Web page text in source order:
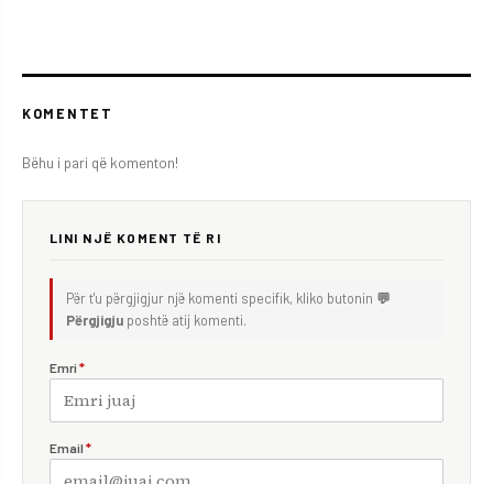
KOMENTET
Bëhu i pari që komenton!
LINI NJË KOMENT TË RI
Për t'u përgjigjur një komenti specifik, kliko butonin 💬
Përgjigju poshtë atij komenti.
Emri *
Email *